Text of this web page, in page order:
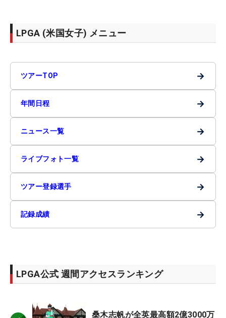
LPGA (米国女子) メニュー
ツアーTOP →
年間日程 →
ニュース一覧 →
ライブフォト一覧 →
ツアー登録選手 →
記録成績 →
LPGA公式 週間アクセスランキング
桑木志帆が全英最高額2億3000万